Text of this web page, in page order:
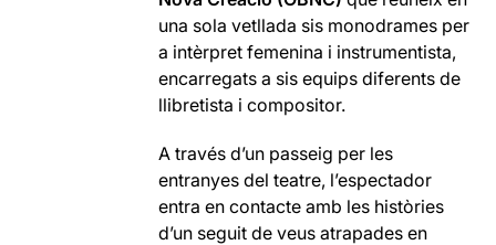
una sola vetllada sis monodrames per
a intèrpret femenina i instrumentista,
encarregats a sis equips diferents de
llibretista i compositor.
A través d’un passeig per les
entranyes del teatre, l’espectador
entra en contacte amb les històries
d’un seguit de veus atrapades en